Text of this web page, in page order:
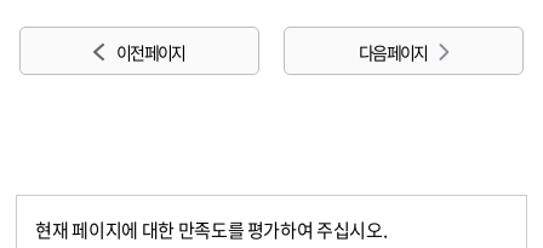
이전 페이지 다음 페이지
현재 페이지에 대한 만족도를 평가하여 주십시오.